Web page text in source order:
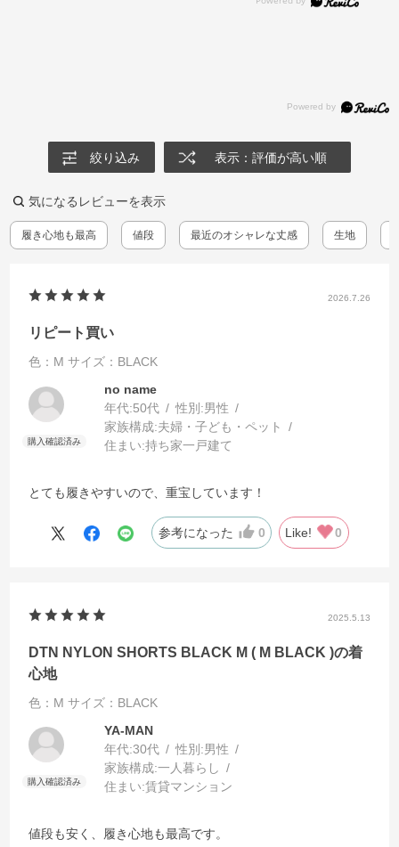
絞り込み 表示：評価が高い順
気になるレビューを表示
履き心地も最高 値段 最近のオシャレな丈感 生地
2026.7.26
リピート買い
色：M サイズ：BLACK
no name
年代:50代 性別:男性
家族構成:夫婦・子ども・ペット
住まい:持ち家一戸建て
とても履きやすいので、重宝しています！
参考になった 0 Like! 0
2025.5.13
DTN NYLON SHORTS BLACK M ( M BLACK )の着
心地
色：M サイズ：BLACK
YA-MAN
年代:30代 性別:男性
家族構成:一人暮らし
住まい:賃貸マンション
値段も安く、履き心地も最高です。